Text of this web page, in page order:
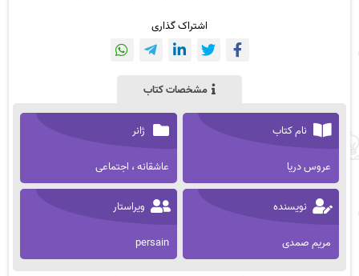
اشتراک گذاری
مشخصات کتاب
نام کتاب
عروس دریا
ژانر
عاشقانه ، اجتماعی
نویسنده
مریم صمدی
ویراستار
persain